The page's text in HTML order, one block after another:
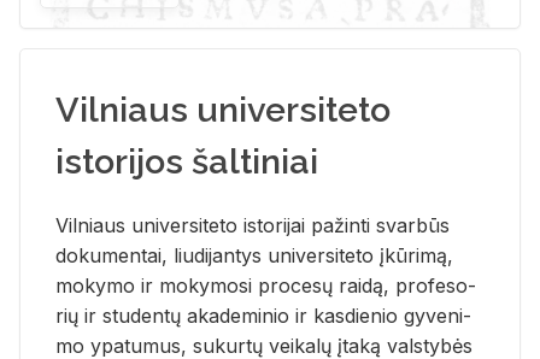
Vilniaus universiteto
istorijos šaltiniai
Vil­niaus uni­ver­si­te­to is­to­ri­jai pa­žin­ti svar­būs
do­ku­men­tai, liu­di­jan­tys uni­ver­si­te­to įkū­ri­mą,
mo­ky­mo ir mo­ky­mo­si pro­ce­sų rai­dą, pro­fe­so­
rių ir stu­den­tų aka­de­mi­nio ir kas­die­nio gy­ve­ni­
mo ypa­tu­mus, su­kur­tų vei­ka­lų įta­ką vals­ty­bės